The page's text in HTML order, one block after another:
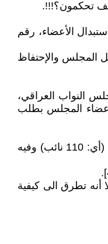
النواب في حالة عدم رغبته في التقاعد)) [المادة 1/رابعا، من قانون إستبدال الأعضاء، رقم
المجلس والإحتفاظ
(1/ثانيا) من قانون إستبدال أعضاء مجلس النواب العراقي،
لعدد اعضاء المجلس بطلب
ملاحظة: أشترطت هذه المادة شرطين لإقالة أحد أعضاء هيئة رئاسة مجلس النواب، وهما: موافقة المجلس بالأغلبية المطلقة، وأن يكون بطلب من ثلث أعضائه (أي: 110 نائب) وفيه
نوابه، إلا أنه تطرق الى كيفية